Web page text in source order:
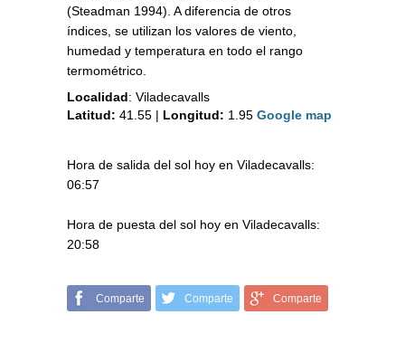
(Steadman 1994). A diferencia de otros
índices, se utilizan los valores de viento,
humedad y temperatura en todo el rango
termométrico.
Localidad: Viladecavalls
Latitud: 41.55 | Longitud: 1.95 Google map
Hora de salida del sol hoy en Viladecavalls:
06:57
Hora de puesta del sol hoy en Viladecavalls:
20:58
Comparte Comparte Comparte